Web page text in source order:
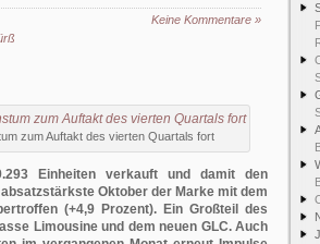
Keine Kommentare »
zum Auftakt des vierten Quartals fort
Einheiten verkauft und damit den
Oktober der Marke mit dem
(+4,9 Prozent). Ein Großteil des
Limousine und dem neuen GLC. Auch